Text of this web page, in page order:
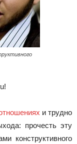
и трудно
прочесть эту
конструктивного